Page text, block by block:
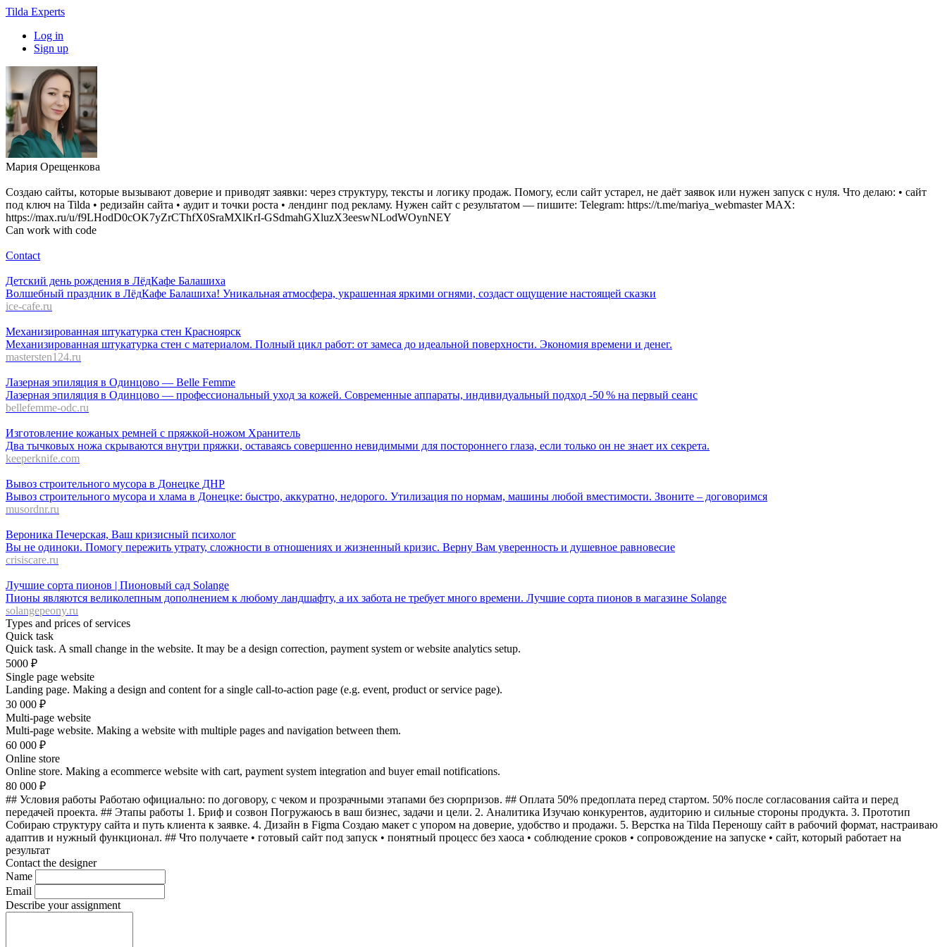
Tilda Experts
Log in
Sign up
Мария Орещенкова
Создаю сайты, которые вызывают доверие и приводят заявки: через структуру, тексты и логику продаж. Помогу, если сайт устарел, не даёт заявок или нужен запуск с нуля. Что делаю: • сайт
под ключ на Tilda • редизайн сайта • аудит и точки роста • лендинг под рекламу. Нужен сайт с результатом — пишите: Telegram: https://t.me/mariya_webmaster MAX:
https://max.ru/u/f9LHodD0cOK7yZrCThfX0SraMXlKrI-GSdmahGXluzX3eeswNLodWOynNEY
Can work with code
Contact
Детский день рождения в ЛёдКафе Балашиха
Волшебный праздник в ЛёдКафе Балашиха! Уникальная атмосфера, украшенная яркими огнями, создаст ощущение настоящей сказки
ice-cafe.ru
Механизированная штукатурка стен Красноярск
Механизированная штукатурка стен с материалом. Полный цикл работ: от замеса до идеальной поверхности. Экономия времени и денег.
mastersten124.ru
Лазерная эпиляция в Одинцово — Belle Femme
Лазерная эпиляция в Одинцово — профессиональный уход за кожей. Современные аппараты, индивидуальный подход -50 % на первый сеанс
bellefemme-odc.ru
Изготовление кожаных ремней с пряжкой-ножом Хранитель
Два тычковых ножа скрываются внутри пряжки, оставаясь совершенно невидимыми для постороннего глаза, если только он не знает их секрета.
keeperknife.com
Вывоз строительного мусора в Донецке ДНР
Вывоз строительного мусора и хлама в Донецке: быстро, аккуратно, недорого. Утилизация по нормам, машины любой вместимости. Звоните – договоримся
musordnr.ru
Вероника Печерская, Ваш кризисный психолог
Вы не одиноки. Помогу пережить утрату, сложности в отношениях и жизненный кризис. Верну Вам уверенность и душевное равновесие
crisiscare.ru
Лучшие сорта пионов | Пионовый сад Solange
Пионы являются великолепным дополнением к любому ландшафту, а их забота не требует много времени. Лучшие сорта пионов в магазине Solange
solangepeony.ru
Types and prices of services
Quick task
Quick task. A small change in the website. It may be a design correction, payment system or website analytics setup.
5000 ₽
Single page website
Landing page. Making a design and content for a single call-to-action page (e.g. event, product or service page).
30 000 ₽
Multi-page website
Multi-page website. Making a website with multiple pages and navigation between them.
60 000 ₽
Online store
Online store. Making a ecommerce website with cart, payment system integration and buyer email notifications.
80 000 ₽
## Условия работы Работаю официально: по договору, с чеком и прозрачными этапами без сюрпризов. ## Оплата 50% предоплата перед стартом. 50% после согласования сайта и перед
передачей проекта. ## Этапы работы 1. Бриф и созвон Погружаюсь в ваш бизнес, задачи и цели. 2. Аналитика Изучаю конкурентов, аудиторию и сильные стороны продукта. 3. Прототип
Собираю структуру сайта и путь клиента к заявке. 4. Дизайн в Figma Создаю макет с упором на доверие, удобство и продажи. 5. Верстка на Tilda Переношу сайт в рабочий формат, настраиваю
адаптив и нужный функционал. ## Что получаете • готовый сайт под запуск • понятный процесс без хаоса • соблюдение сроков • сопровождение на запуске • сайт, который работает на
результат
Contact the designer
Name
Email
Describe your assignment